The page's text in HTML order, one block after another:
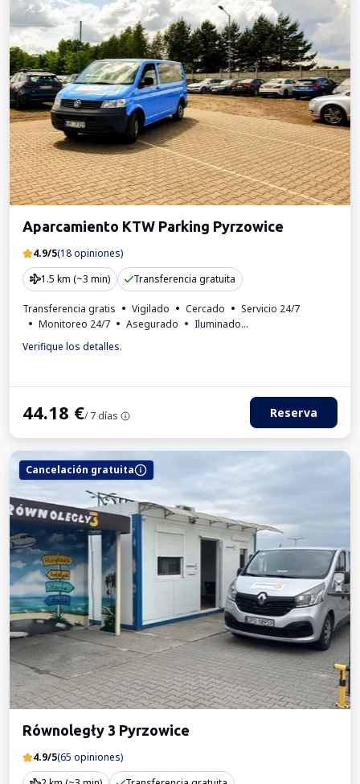
Aparcamiento KTW Parking Pyrzowice
4.9/5(18 opiniones)
1.5 km (~3 min)
Transferencia gratuita
Transferencia gratis Vigilado Cercado
Servicio 24/7
Monitoreo 24/7
Asegurado
Iluminado
Para los turismos
Verifique los detalles.
44.18 €/ 7 días Reserva
Cancelación gratuita
Równoległy 3 Pyrzowice
4.9/5(65 opiniones)